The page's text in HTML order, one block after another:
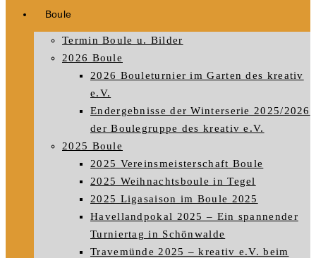
Boule
Termin Boule u. Bilder
2026 Boule
2026 Bouleturnier im Garten des kreativ
e.V.
Endergebnisse der Winterserie 2025/2026
der Boulegruppe des kreativ e.V.
2025 Boule
2025 Vereinsmeisterschaft Boule
2025 Weihnachtsboule in Tegel
2025 Ligasaison im Boule 2025
Havellandpokal 2025 – Ein spannender
Turniertag in Schönwalde
Travemünde 2025 – kreativ e.V. beim